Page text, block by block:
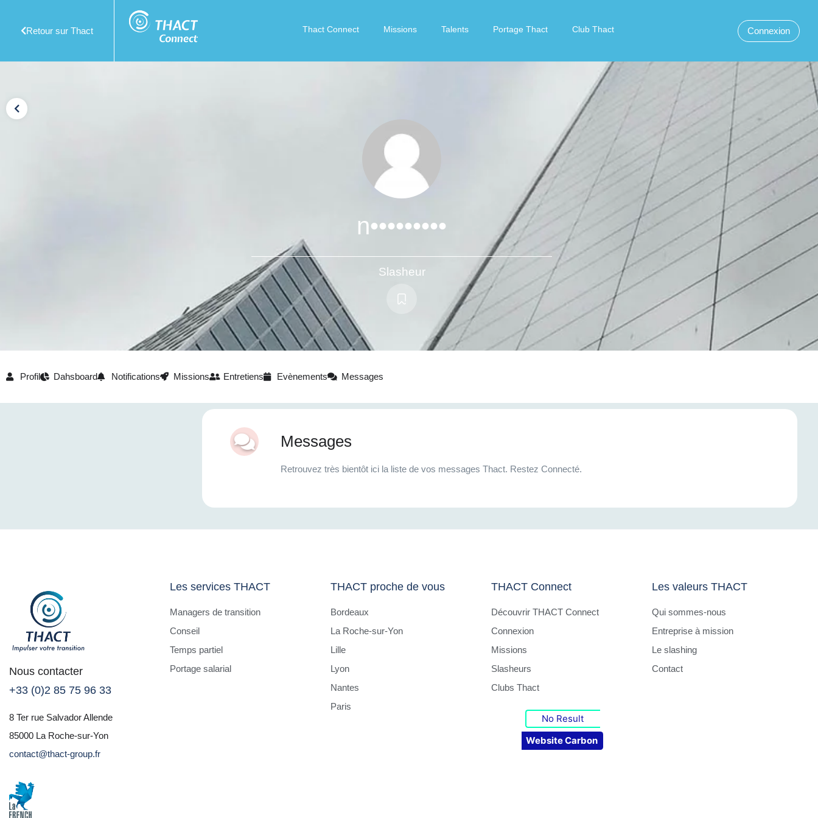
Retour sur Thact Thact Connect Missions Talents Portage Thact Club Thact Connexion
n•••••••••
Slasheur
Profil Dahsboard Notifications Missions Entretiens Evènements Messages
Messages
Retrouvez très bientôt ici la liste de vos messages Thact. Restez Connecté.
Nous contacter
+33 (0)2 85 75 96 33
8 Ter rue Salvador Allende
85000 La Roche-sur-Yon
contact@thact-group.fr
Les services THACT
Managers de transition
Conseil
Temps partiel
Portage salarial
THACT proche de vous
Bordeaux
La Roche-sur-Yon
Lille
Lyon
Nantes
Paris
THACT Connect
Découvrir THACT Connect
Connexion
Missions
Slasheurs
Clubs Thact
No Result
Website Carbon
Les valeurs THACT
Qui sommes-nous
Entreprise à mission
Le slashing
Contact